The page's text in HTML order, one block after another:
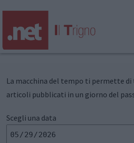
La macchina del tempo ti permette
articoli pubblicati in un giorno del
Scegli una data